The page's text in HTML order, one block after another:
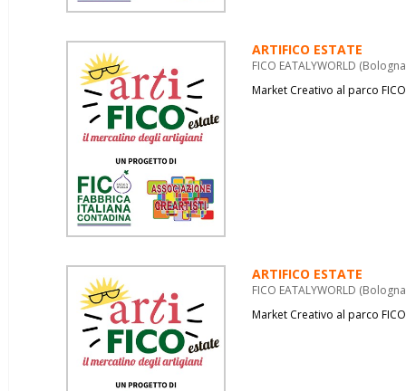
ARTIFICO ESTATE
FICO EATALYWORLD
Market Creativo al parco FICO
ARTIFICO ESTATE
FICO EATALYWORLD
Market Creativo al parco FICO